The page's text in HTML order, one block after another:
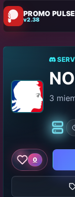
PROMO PULSE
v2.38
3
Me gusta
0